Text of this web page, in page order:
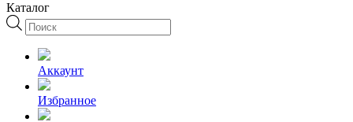
Каталог
Поиск
товаров
Аккаунт
Избранное